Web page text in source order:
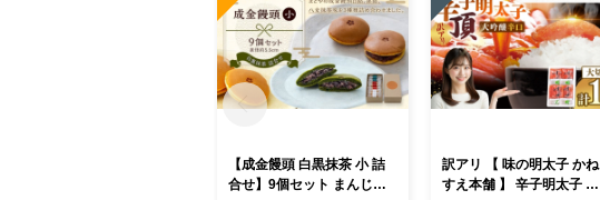
【成金饅頭 白黒抹茶 小 詰
合せ】9個セット まんじゅ
訳アリ 【 味の明太子 かね
すえ本舗 】 辛子明太子 大